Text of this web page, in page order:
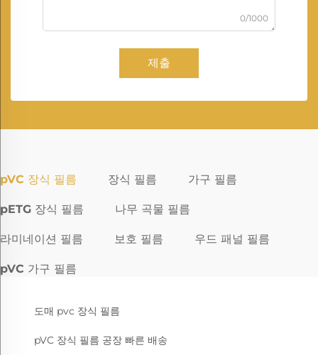
0/1000
제출
pVC 장식 필름 장식 필름 가구 필름
pETG 장식 필름 나무 곡물 필름
라미네이션 필름 보호 필름 우드 패널 필름
pVC 가구 필름
도매 pvc 장식 필름
pVC 장식 필름 공장 빠른 배송